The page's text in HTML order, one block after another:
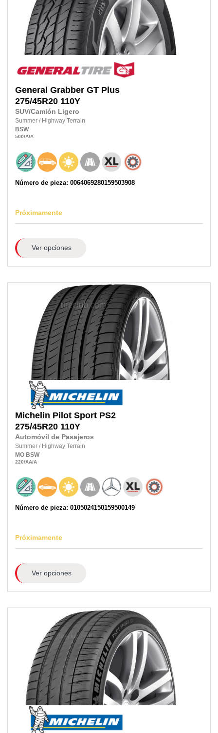
General Grabber GT Plus
275/45R20 110Y
SUV/Camión Ligero
Summer / Highway Terrain
BSW
500/A/A
Número de pieza: 0064069280159503908
Próximamente
Ver opciones
Michelin Pilot Sport PS2
275/45R20 110Y
Automóvil de Pasajeros
Summer / Highway Terrain
MO BSW
220/AA/A
Número de pieza: 0105024150159500149
Próximamente
Ver opciones